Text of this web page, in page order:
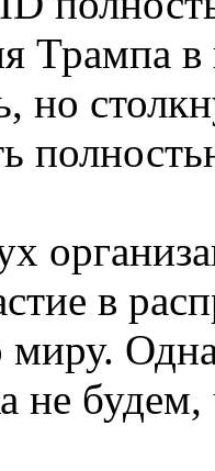
Трампа в
но
в
не будем,